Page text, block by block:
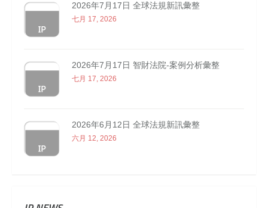
2026年7月17日 全球法規新訊彙整
七月 17, 2026
2026年7月17日 智財法院-案例分析彙整
七月 17, 2026
2026年6月12日 全球法規新訊彙整
六月 12, 2026